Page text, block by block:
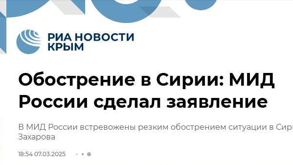
Обострение в Сирии: МИД
России сделал заявление
В МИД России встревожены резким обострением ситуации в
Захарова
18:54 07.03.2025